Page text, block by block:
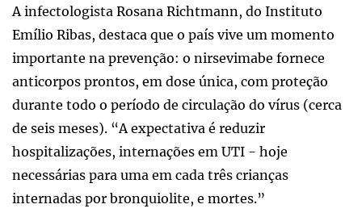
A infectologista Rosana Richtmann, do Instituto
Emílio Ribas, destaca que o país vive um momento
importante na prevenção: o nirsevimabe fornece
anticorpos prontos, em dose única, com proteção
durante todo o período de circulação do vírus (cerca
de seis meses). “A expectativa é reduzir
hospitalizações, internações em UTI - hoje
necessárias para uma em cada três crianças
internadas por bronquiolite, e mortes.”